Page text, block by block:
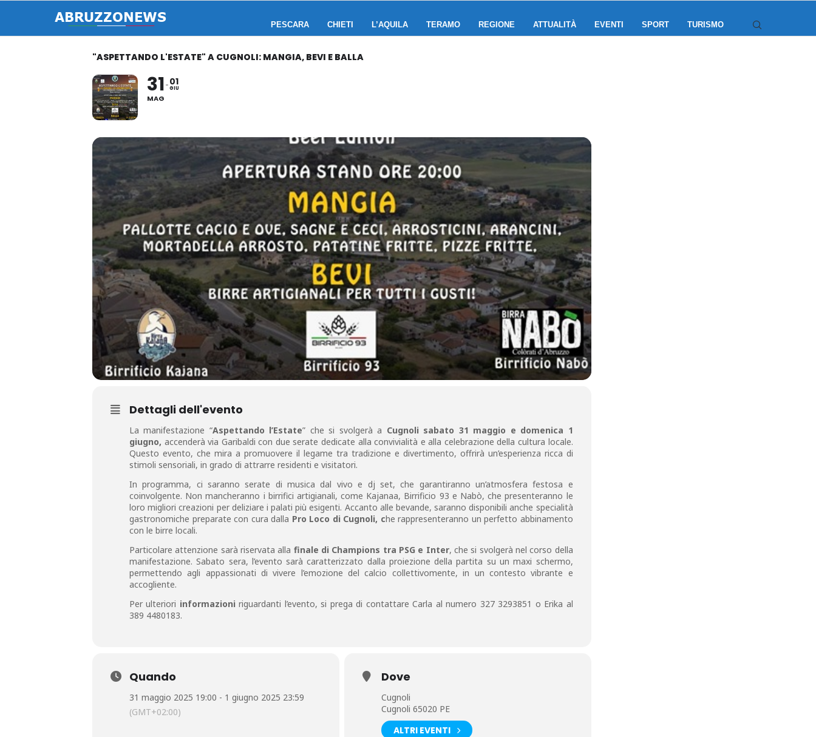
PESCARA CHIETI L’AQUILA TERAMO REGIONE ATTUALITÀ EVENTI SPORT TURISMO
"ASPETTANDO L'ESTATE" A CUGNOLI: MANGIA, BEVI E BALLA
31
MAG
01
GIU
Dettagli dell'evento
La manifestazione “Aspettando l’Estate” che si svolgerà a Cugnoli sabato 31 maggio e domenica 1
giugno, accenderà via Garibaldi con due serate dedicate alla convivialità e alla celebrazione della cultura locale.
Questo evento, che mira a promuovere il legame tra tradizione e divertimento, offrirà un’esperienza ricca di
stimoli sensoriali, in grado di attrarre residenti e visitatori.
In programma, ci saranno serate di musica dal vivo e dj set, che garantiranno un’atmosfera festosa e
coinvolgente. Non mancheranno i birrifici artigianali, come Kajanaa, Birrificio 93 e Nabò, che presenteranno le
loro migliori creazioni per deliziare i palati più esigenti. Accanto alle bevande, saranno disponibili anche specialità
gastronomiche preparate con cura dalla Pro Loco di Cugnoli, che rappresenteranno un perfetto abbinamento
con le birre locali.
Particolare attenzione sarà riservata alla finale di Champions tra PSG e Inter, che si svolgerà nel corso della
manifestazione. Sabato sera, l’evento sarà caratterizzato dalla proiezione della partita su un maxi schermo,
permettendo agli appassionati di vivere l’emozione del calcio collettivomente, in un contesto vibrante e
accogliente.
Per ulteriori informazioni riguardanti l’evento, si prega di contattare Carla al numero 327 3293851 o Erika al
389 4480183.
Quando
31 maggio 2025 19:00 - 1 giugno 2025 23:59
(GMT+02:00)
Dove
Cugnoli
Cugnoli 65020 PE
ALTRI EVENTI